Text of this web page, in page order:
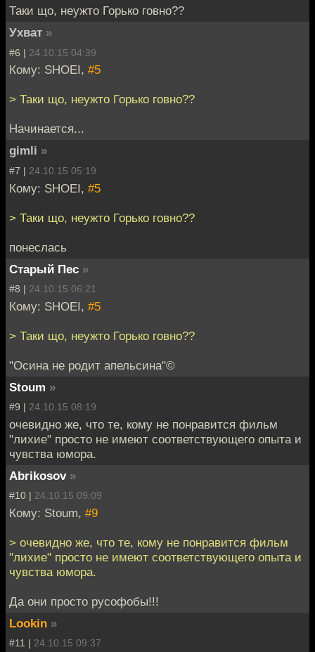
Таки що, неужто Горько говно??
Ухват »
#6 | 24.10.15 04:39
Кому: SHOEI, #5
> Таки що, неужто Горько говно??
Начинается...
gimli »
#7 | 24.10.15 05:19
Кому: SHOEI, #5
> Таки що, неужто Горько говно??
понеслась
Старый Пес »
#8 | 24.10.15 06:21
Кому: SHOEI, #5
> Таки що, неужто Горько говно??
"Осина не родит апельсина"©
Stoum »
#9 | 24.10.15 08:19
очевидно же, что те, кому не понравится фильм
"лихие" просто не имеют соответствующего опыта и
чувства юмора.
Abrikosov »
#10 | 24.10.15 09:09
Кому: Stoum, #9
> очевидно же, что те, кому не понравится фильм
"лихие" просто не имеют соответствующего опыта и
чувства юмора.
Да они просто русофобы!!!
Lookin »
#11 | 24.10.15 09:37